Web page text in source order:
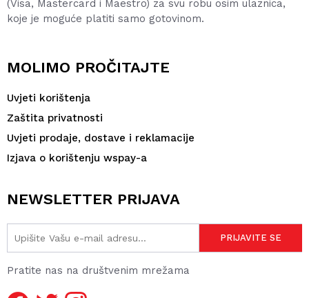
(Visa, Mastercard i Maestro) za svu robu osim ulaznica,
koje je moguće platiti samo gotovinom.
MOLIMO PROČITAJTE
Uvjeti korištenja
Zaštita privatnosti
Uvjeti prodaje, dostave i reklamacije
Izjava o korištenju wspay-a
NEWSLETTER PRIJAVA
Pratite nas na društvenim mrežama